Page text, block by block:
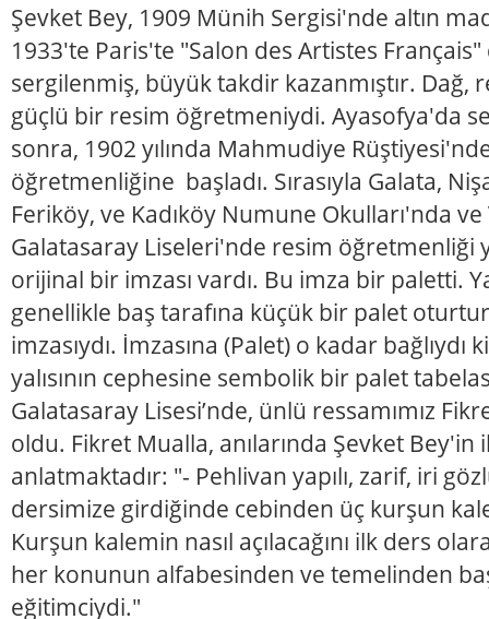
Şevket Bey, 1909 Münih Sergisi'nde altın
1933'te Paris'te "Salon des Artistes
sergilenmiş, büyük takdir kazanmıştır. Dağ,
güçlü bir resim öğretmeniydi. Ayasofya'da
sonra, 1902 yılında Mahmudiye
öğretmenliğine başladı. Sırasıyla Galata,
Feriköy, ve Kadıköy Numune Okulları'nda ve
Galatasaray Liseleri'nde resim öğretmenliği
orijinal bir imzası vardı. Bu imza bir paletti.
genellikle baş tarafına küçük bir palet
imzasıydı. İmzasına (Palet) o kadar bağlıydı
yalısının cephesine sembolik bir palet
Galatasaray Lisesi’nde, ünlü ressamımız
oldu. Fikret Mualla, anılarında Şevket Bey'in
anlatmaktadır: "- Pehlivan yapılı, zarif, iri
dersimize girdiğinde cebinden üç kurşun
Kurşun kalemin nasıl açılacağını ilk ders
her konunun alfabesinden ve temelinden
eğitimciydi."